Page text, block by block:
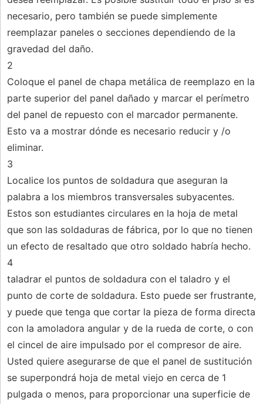
necesario, pero también se puede simplemente
reemplazar paneles o secciones dependiendo de la
gravedad del daño.
2
Coloque el panel de chapa metálica de reemplazo en la
parte superior del panel dañado y marcar el perímetro
del panel de repuesto con el marcador permanente.
Esto va a mostrar dónde es necesario reducir y /o
eliminar.
3
Localice los puntos de soldadura que aseguran la
palabra a los miembros transversales subyacentes.
Estos son estudiantes circulares en la hoja de metal
que son las soldaduras de fábrica, por lo que no tienen
un efecto de resaltado que otro soldado habría hecho.
4
taladrar el puntos de soldadura con el taladro y el
punto de corte de soldadura. Esto puede ser frustrante,
y puede que tenga que cortar la pieza de forma directa
con la amoladora angular y de la rueda de corte, o con
el cincel de aire impulsado por el compresor de aire.
Usted quiere asegurarse de que el panel de sustitución
se superpondrá hoja de metal viejo en cerca de 1
pulgada o menos, para proporcionar una superficie de